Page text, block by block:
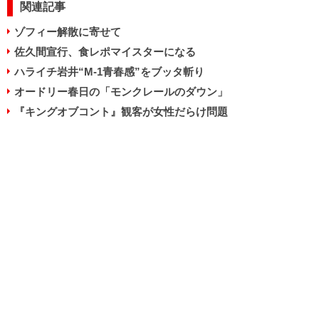
関連記事
ゾフィー解散に寄せて
佐久間宣行、食レポマイスターになる
ハライチ岩井“M-1青春感”をブッタ斬り
オードリー春日の「モンクレールのダウン」
『キングオブコント』観客が女性だらけ問題